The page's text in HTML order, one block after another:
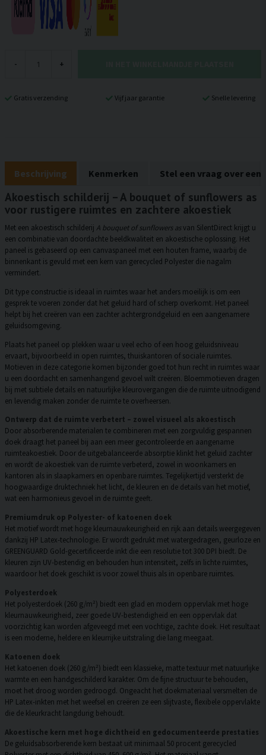
- +
Gratis verzending Vijf jaar garantie Snelle levering
Beschrijving Kenmerken Stel een vraag over een
Akoestisch schilderij – A bouquet of sunflowers as
voor rustigere ruimtes en zachtere akoestiek
Met een akoestisch schilderij A bouquet of sunflowers asvan SilentDirect krijgt u
een combinatie van doordachte beeldkwaliteit en akoestische oplossing. Het
paneel is gebaseerd op een canvaspaneel met een houten frame, waarbij de
binnenkant is gevuld met een kern van gerecycled Polyester die nagalm
vermindert.
Dit type constructie is ideaal in ruimtes waar het anders moeilijk is om een
gesprek te voeren zonder dat het geluid hard of scherp overkomt. Het paneel
helpt bij het creëren van een zachter achtergrondgeluid en een aangenamere
geluidsomgeving.
Plaats het paneel op plekken waar u veel echo of een hoog geluidsniveau
ervaart, bijvoorbeeld in open ruimtes, thuiskantoren of sociale ruimtes.
Motieven in deze categorie komen bijzonder goed tot hun recht in ruimtes waar
u een doordacht en samenhangend gevoel wilt creëren. Bloemmotieven dragen
bij met subtiele details en natuurlijke kleurovergangen die de ruimte uitnodigend
en levendig maken zonder de ruimte te overheersen.
Ontwerp dat de ruimte verbetert – zowel visueel als akoestisch
Door absorberende materialen te combineren met een zorgvuldig gespannen
doek draagt het paneel bij aan een meer gecontroleerde en aangename
ruimteakoestiek. Door de uitgebalanceerde absorptie klinkt het geluid zachter
en wordt de akoestiek van de ruimte verbeterd, zowel in woonkamers en
kantoren als in slaapkamers en openbare ruimtes. Tegelijkertijd versterkt de
hoogwaardige druktechniek het licht, de kleuren en de details van het motief,
wat een harmonieus gevoel in de ruimte geeft.
Premiumdruk op Polyester- of katoenen doek
Het motief wordt met hoge kleurnauwkeurigheid en rijk aan details weergegeven
dankzij HP Latex-technologie. Er wordt gedrukt met watergedragen, geurloze en
GREENGUARD Gold-gecertificeerde inkt die een resolutie tot 300 DPI biedt. De
kleuren zijn UV-bestendig en behouden hun intensiteit, zelfs in lichte ruimtes,
waardoor het doek geschikt is voor zowel thuis als in openbare ruimtes.
Polyesterdoek
Het polyesterdoek (260 g/m²) biedt een glad en modern oppervlak met hoge
kleurnauwkeurigheid, zeer goede UV-bestendigheid en een oppervlak dat
voorzichtig kan worden afgeveegd met een vochtige, zachte doek. Het resultaat
is een moderne, heldere en kleurrijke uitstraling die lang meegaat.
Katoenen doek
Het katoenen doek (260 g/m²) biedt een klassieke, matte textuur met natuurlijke
warmte en een handgeschilderd karakter. Om de fijne structuur te behouden,
moet het droog worden gedroogd. Ongeacht het doekmateriaal versmelten de
HP Latex-inkten met het weefsel en creëren ze een slijtvaste, flexibele oppervlakte
die de kleurkracht langdurig behoudt.
Akoestische kern met hoge dichtheid en gedocumenteerde prestaties
De geluidsabsorberende kern bestaat uit minimaal 50 procent gerecycled